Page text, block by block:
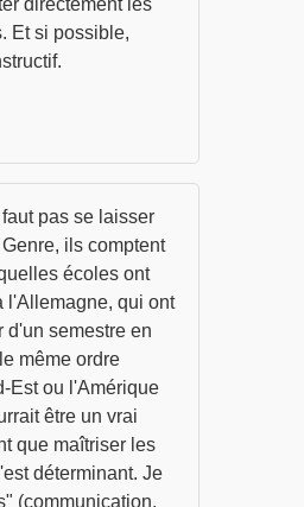
directement les
Et si possible,
pas se laisser
ils comptent
écoles ont
l'Allemagne, qui ont
d'un semestre en
même ordre
Est ou l'Amérique
être un vrai
que maîtriser les
déterminant. Je
(communication,